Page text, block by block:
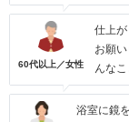
60代以上／女性
仕上
お願
んなこ
浴室に鏡